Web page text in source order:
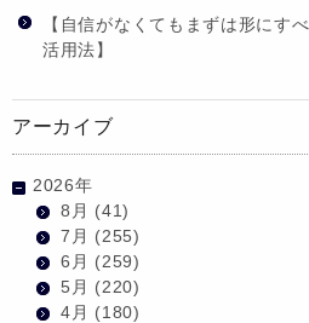
【自信がなくてもまずは形に
活用法】
アーカイブ
2026年
8月 (41)
7月 (255)
6月 (259)
5月 (220)
4月 (180)